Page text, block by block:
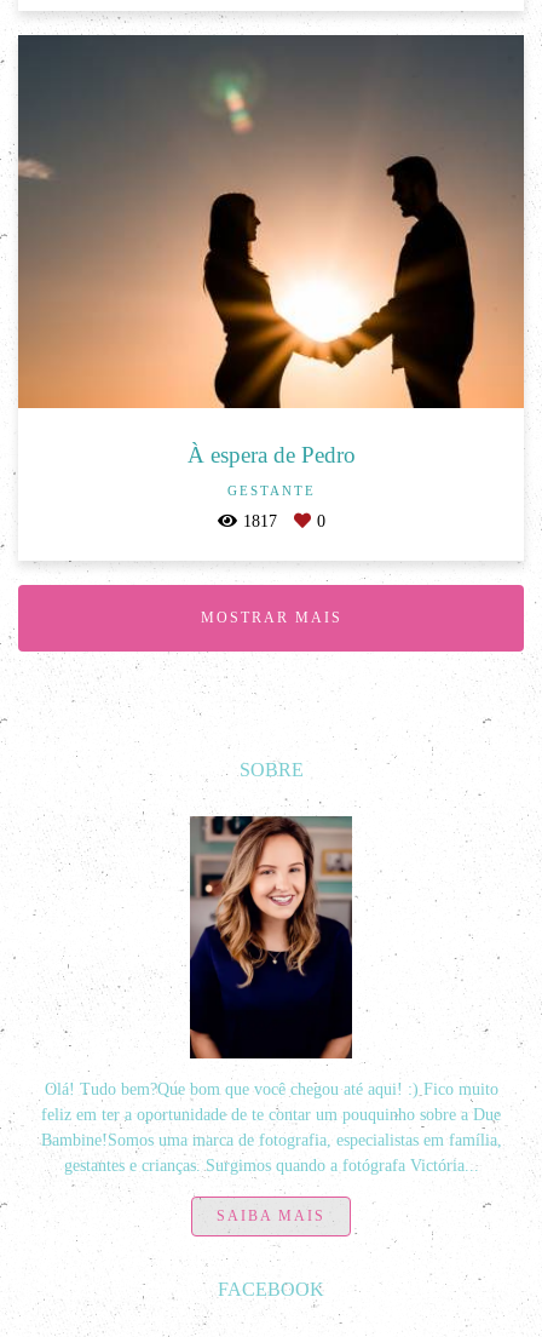
À espera de Pedro
GESTANTE
1817 0
MOSTRAR MAIS
SOBRE
Olá! Tudo bem?Que bom que você chegou até aqui! :) Fico muito
feliz em ter a oportunidade de te contar um pouquinho sobre a Due
Bambine!Somos uma marca de fotografia, especialistas em família,
gestantes e crianças. Surgimos quando a fotógrafa Victória...
SAIBA MAIS
FACEBOOK